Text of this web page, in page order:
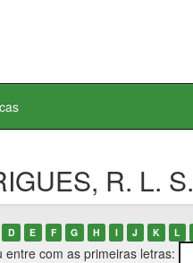
R. L. S.
D E F G H I J K L
entre com as primeiras letras: